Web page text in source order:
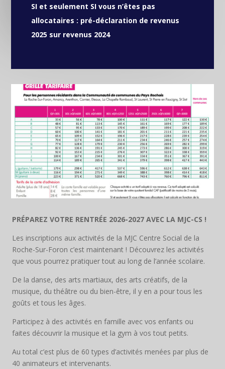
SI et seulement SI vous n’êtes pas
allocataires : pré-déclaration de revenus
2025 sur revenus 2024
PRÉPAREZ VOTRE RENTRÉE 2026-2027 AVEC LA MJC-CS !
Les inscriptions aux activités de la MJC Centre Social de la
Roche-Sur-Foron c’est maintenant ! Découvrez les activités
que vous pourrez pratiquer tout au long de l’année scolaire.
De la danse, des arts martiaux, des arts créatifs, de la
musique, du théâtre ou du bien-être, il y en a pour tous les
goûts et tous les âges.
Participez à des activités en famille avec vos enfants ou
faites découvrir la musique et la gym à vos tout petits.
Au total c’est plus de 60 types d’activités menées par plus de
40 animateurs et intervenants.